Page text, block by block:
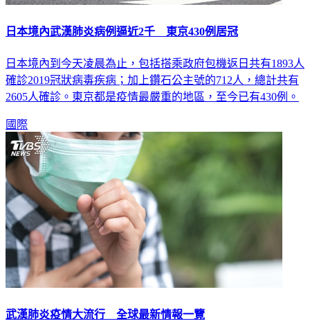
日本境內武漢肺炎病例逼近2千 東京430例居冠
日本境內到今天凌晨為止，包括搭乘政府包機返日共有1893人
確診2019冠狀病毒疾病；加上鑽石公主號的712人，總計共有
2605人確診。東京都是疫情最嚴重的地區，至今已有430例。
國際
武漢肺炎疫情大流行 全球最新情報一覽